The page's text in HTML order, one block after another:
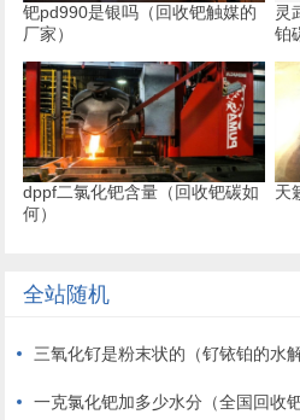
钯pd990是银吗（回收钯触媒的
厂家）
灵
铂
dppf二氯化钯含量（回收钯碳如
何）
天
全站随机
三氧化钌是粉末状的（钌铱铂的水解
一克氯化钯加多少水分（全国回收钯